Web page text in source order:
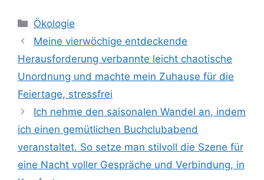
Kategorien
Ökologie
Meine vierwöchige entdeckende
Herausforderung verbannte leicht chaotische
Unordnung und machte mein Zuhause für die
Feiertage, stressfrei
Ich nehme den saisonalen Wandel an, indem
ich einen gemütlichen Buchclubabend
veranstaltet. So setze man stilvoll die Szene für
eine Nacht voller Gespräche und Verbindung, in